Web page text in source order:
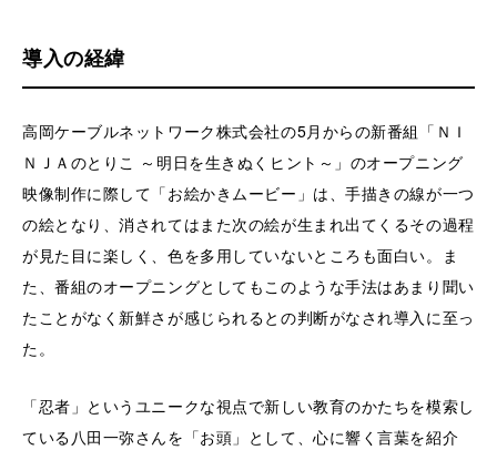
導入の経緯
高岡ケーブルネットワーク株式会社の5月からの新番組「ＮＩ
ＮＪＡのとりこ ～明日を生きぬくヒント～」のオープニング
映像制作に際して「お絵かきムービー」は、手描きの線が一つ
の絵となり、消されてはまた次の絵が生まれ出てくるその過程
が見た目に楽しく、色を多用していないところも面白い。ま
た、番組のオープニングとしてもこのような手法はあまり聞い
たことがなく新鮮さが感じられるとの判断がなされ導入に至っ
た。
「忍者」というユニークな視点で新しい教育のかたちを模索し
ている八田一弥さんを「お頭」として、心に響く言葉を紹介